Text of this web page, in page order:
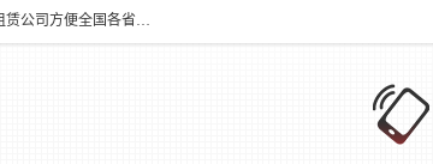
北京万家送康复医院有限公司提供：18513952202 长途救护车出租、长途救护车出租、救护车出租、北京救护车出租、救护车租赁公司方便全国各省市各类患者长途救护车转诊等需求，医帮扶医疗服务有限公司配备多辆福特成人长途监护型救护车，专用监护型儿童及新生儿救护车。